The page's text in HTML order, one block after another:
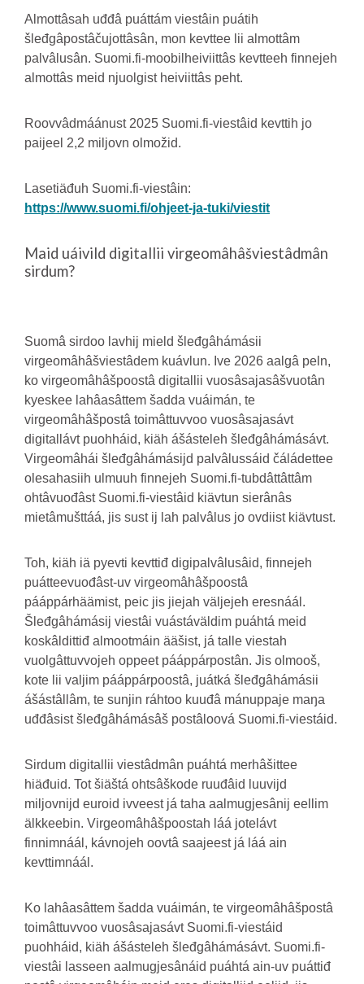
Almottâsah uđđâ puáttám viestâin puátih
šleđgâpostâčujottâsân, mon kevttee lii almottâm
palvâlusân. Suomi.fi-moobilheiviittâs kevtteeh finnejeh
almottâs meid njuolgist heiviittâs peht.
Roovvâdmáánust 2025 Suomi.fi-viestâid kevttih jo
paijeel 2,2 miljovn olmožid.
Lasetiäđuh Suomi.fi-viestâin:
https://www.suomi.fi/ohjeet-ja-tuki/viestit
Maid uáivild digitallii virgeomâhâšviestâdmân
sirdum?
Suomâ sirdoo lavhij mield šleđgâhámásii
virgeomâhâšviestâdem kuávlun. Ive 2026 aalgâ peln,
ko virgeomâhâšpoostâ digitallii vuosâsajasâšvuotân
kyeskee lahâasâttem šadda vuáimán, te
virgeomâhâšpostâ toimâttuvvoo vuosâsajasávt
digitallávt puohháid, kiäh ášásteleh šleđgâhámásávt.
Virgeomâhái šleđgâhámásijd palvâlussáid čáládettee
olesahasiih ulmuuh finnejeh Suomi.fi-tubdâttâttâm
ohtâvuođâst Suomi.fi-viestâid kiävtun sierânâs
mietâmušttáá, jis sust ij lah palvâlus jo ovdiist kiävtust.
Toh, kiäh iä pyevti kevttiđ digipalvâlusâid, finnejeh
puátteevuođâst-uv virgeomâhâšpoostâ
pááppárhäämist, peic jis jiejah väljejeh eresnáál.
Šleđgâhámásij viestâi vuástáväldim puáhtá meid
koskâldittiđ almootmáin ääšist, já talle viestah
vuolgâttuvvojeh oppeet pááppárpostân. Jis olmooš,
kote lii valjim pááppárpoostâ, juátká šleđgâhámásii
ášástâllâm, te sunjin ráhtoo kuuđâ mánuppaje maŋa
uđđâsist šleđgâhámásâš postâloová Suomi.fi-viestáid.
Sirdum digitallii viestâdmân puáhtá merhâšittee
hiäđuid. Tot šiäštá ohtsâškode ruuđâid luuvijd
miljovnijd euroid ivveest já taha aalmugjesânij eellim
älkkeebin. Virgeomâhâšpoostah láá jotelávt
finnimnáál, kávnojeh oovtâ saajeest já láá ain
kevttimnáál.
Ko lahâasâttem šadda vuáimán, te virgeomâhâšpostâ
toimâttuvvoo vuosâsajasávt Suomi.fi-viestáid
puohháid, kiäh ášásteleh šleđgâhámásávt. Suomi.fi-
viestâi lasseen aalmugjesânáid puáhtá ain-uv puáttiđ